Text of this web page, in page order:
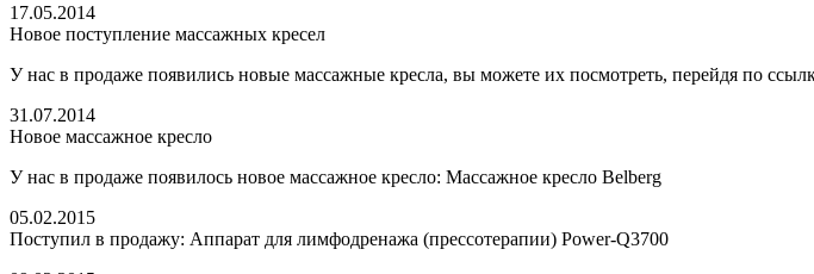
17.05.2014
Новое поступление массажных кресел
У нас в продаже появились новые массажные кресла, вы можете их посмотреть, перейдя по
31.07.2014
Новое массажное кресло
У нас в продаже появилось новое массажное кресло: Массажное кресло Belberg
05.02.2015
Поступил в продажу: Аппарат для лимфодренажа (прессотерапии) Power-Q3700